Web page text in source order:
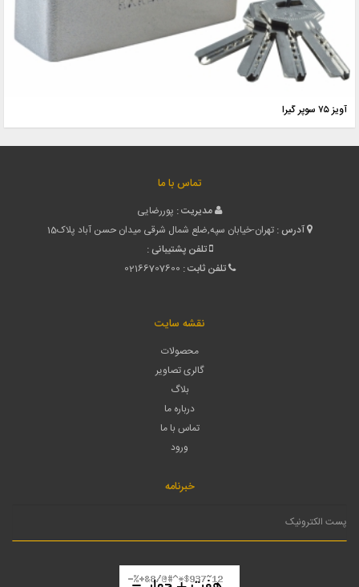
آویز ۷۵ سوپر گیرا
تماس با ما
مدیریت : پوررضایی
آدرس : تهران-خیابان سپه,ضلع شمال شرقی میدان حسن آباد پلاک15
تلفن پشتیبانی :
تلفن ثابت : 02166707600
نقشه سایت
محصولات
گالری تصاویر
بلاگ
درباره ما
تماس با ما
ورود
خبرنامه